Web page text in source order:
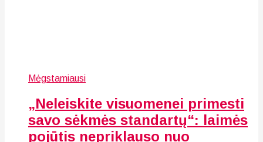
Mėgstamiausi
„Neleiskite visuomenei primesti
savo sėkmės standartų“: laimės
pojūtis nepriklauso nuo